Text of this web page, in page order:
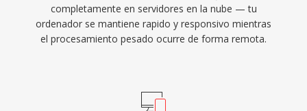
completamente en servidores en la nube — tu
ordenador se mantiene rapido y responsivo mientras
el procesamiento pesado ocurre de forma remota.